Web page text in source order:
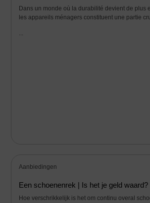
Dans un monde où la durabilité devient de plus
les appareils ménagers constituent une partie
...
Aanbiedingen
Een schoenenrek | Is het je geld waard?
Hoe verschrikkelijk is het om continu overal